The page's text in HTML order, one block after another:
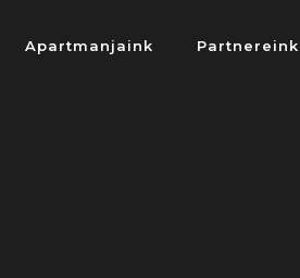
Apartmanjaink Partnereink